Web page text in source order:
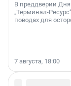
В преддверии
„Терминал-
поводах для
7 августа, 18:00